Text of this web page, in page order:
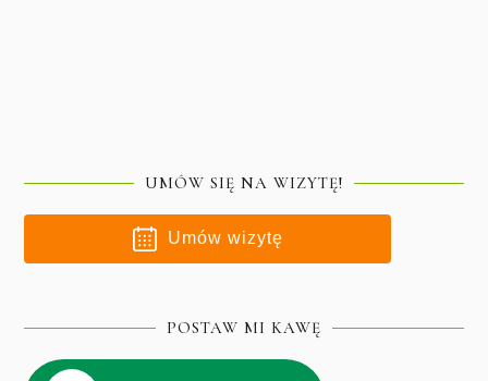
UMÓW SIĘ NA WIZYTĘ!
Umów wizytę
POSTAW MI KAWĘ